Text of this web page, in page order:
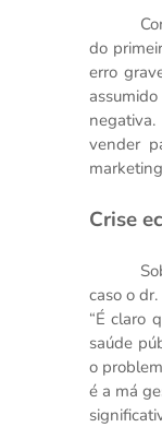
do
erro
vender
Crise
caso o
“É claro
saúde
o
é a má